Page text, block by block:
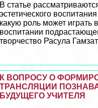
В статье
эстетического
какую роль может играть
воспитании
творчество Расула
К ВОПРОСУ О
ТРАНСЛЯЦИИ
БУДУЩЕГО УЧИТЕЛЯ